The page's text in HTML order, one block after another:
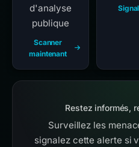
d'analyse
publique
Scanner
maintenant
Restez informés,
Surveillez les
signalez cette alerte si